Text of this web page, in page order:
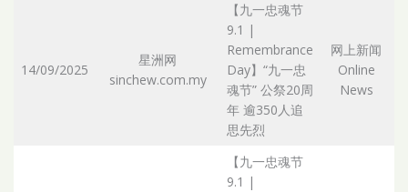
14/09/2025
星洲网
sinchew.com.my
【九一忠魂节
9.1 |
Remembrance
Day】“九一忠
魂节” 公祭20周
年 逾350人追
思先烈
网上新闻
Online
News
【九一忠魂节
9.1 |